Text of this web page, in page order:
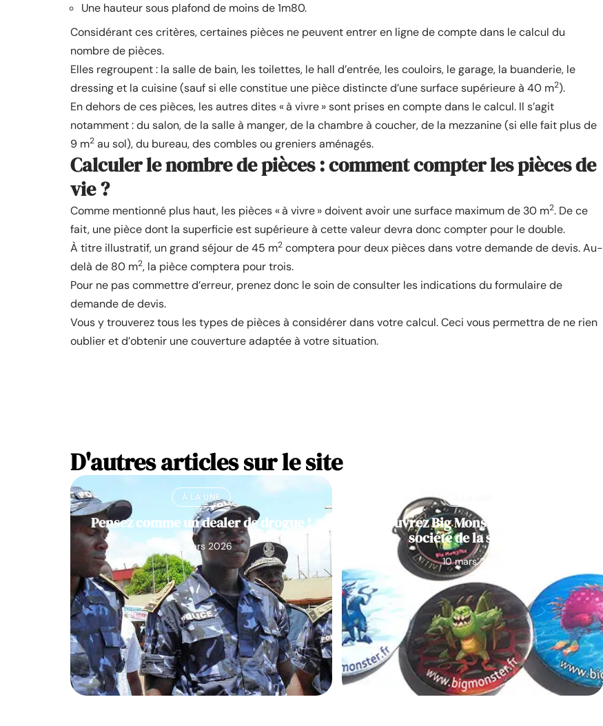
Une hauteur sous plafond de moins de 1m80.
Considérant ces critères, certaines pièces ne peuvent entrer en ligne de compte dans le calcul du
nombre de pièces.
Elles regroupent : la salle de bain, les toilettes, le hall d’entrée, les couloirs, le garage, la buanderie, le
dressing et la cuisine (sauf si elle constitue une pièce distincte d’une surface supérieure à 40 m2).
En dehors de ces pièces, les autres dites « à vivre » sont prises en compte dans le calcul. Il s’agit
notamment : du salon, de la salle à manger, de la chambre à coucher, de la mezzanine (si elle fait plus de
9 m2 au sol), du bureau, des combles ou greniers aménagés.
Calculer le nombre de pièces : comment compter les pièces de
vie ?
Comme mentionné plus haut, les pièces « à vivre » doivent avoir une surface maximum de 30 m2. De ce
fait, une pièce dont la superficie est supérieure à cette valeur devra donc compter pour le double.
À titre illustratif, un grand séjour de 45 m2 comptera pour deux pièces dans votre demande de devis. Au-
delà de 80 m2, la pièce comptera pour trois.
Pour ne pas commettre d’erreur, prenez donc le soin de consulter les indications du formulaire de
demande de devis.
Vous y trouverez tous les types de pièces à considérer dans votre calcul. Ceci vous permettra de ne rien
oublier et d’obtenir une couverture adaptée à votre situation.
D'autres articles sur le site
À LA UNE
Pensez comme un dealer de drogue !
10 mars 2026
Découvrez Big Monster, notre jeu de
société de la semaine
10 mars 2026